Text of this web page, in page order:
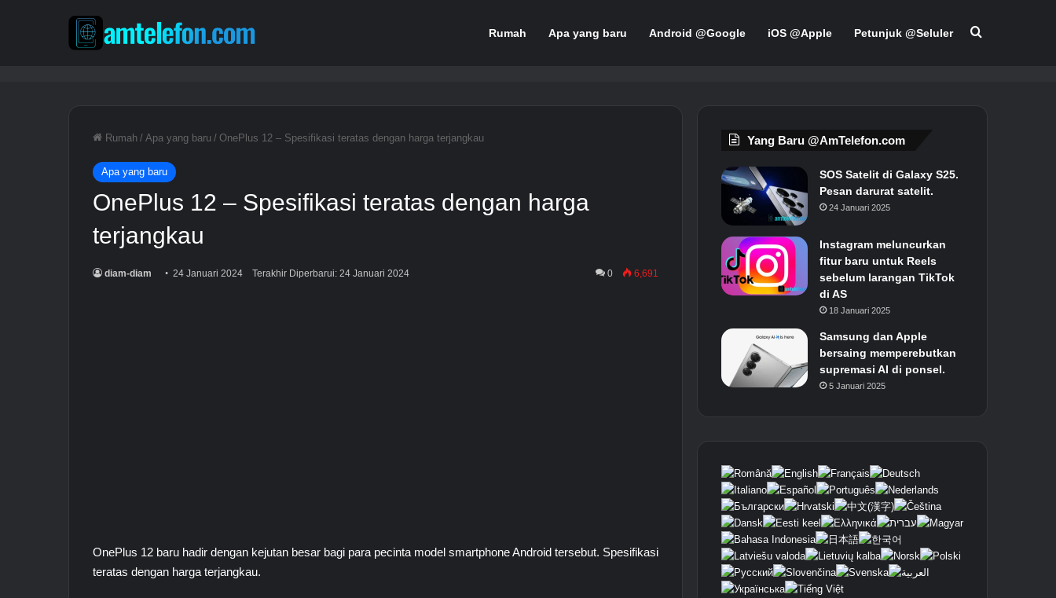
Rumah Apa yang baru Android @Google iOS @Apple Petunjuk @Seluler
Rumah / Apa yang baru / OnePlus 12 – Spesifikasi teratas dengan harga terjangkau
Apa yang baru
OnePlus 12 – Spesifikasi teratas dengan harga
terjangkau
diam-diam 24 Januari 2024 Terakhir Diperbarui: 24 Januari 2024 0 6,691
OnePlus 12 baru hadir dengan kejutan besar bagi para pecinta model smartphone Android tersebut. Spesifikasi
teratas dengan harga terjangkau.
Yang Baru @AmTelefon.com
SOS Satelit di Galaxy S25.
Pesan darurat satelit.
24 Januari 2025
Instagram meluncurkan
fitur baru untuk Reels
sebelum larangan TikTok
di AS
18 Januari 2025
Samsung dan Apple
bersaing memperebutkan
supremasi AI di ponsel.
5 Januari 2025